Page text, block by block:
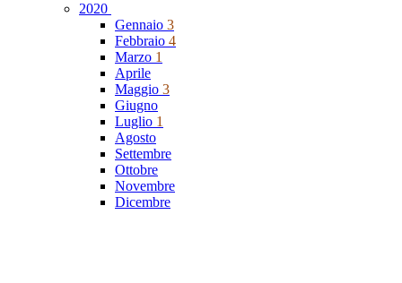
2020
Gennaio 3
Febbraio 4
Marzo 1
Aprile
Maggio 3
Giugno
Luglio 1
Agosto
Settembre
Ottobre
Novembre
Dicembre